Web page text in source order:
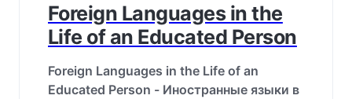
Foreign Languages in the
Life of an Educated Person
Foreign Languages in the Life of an
Educated Person - Иностранные языки в